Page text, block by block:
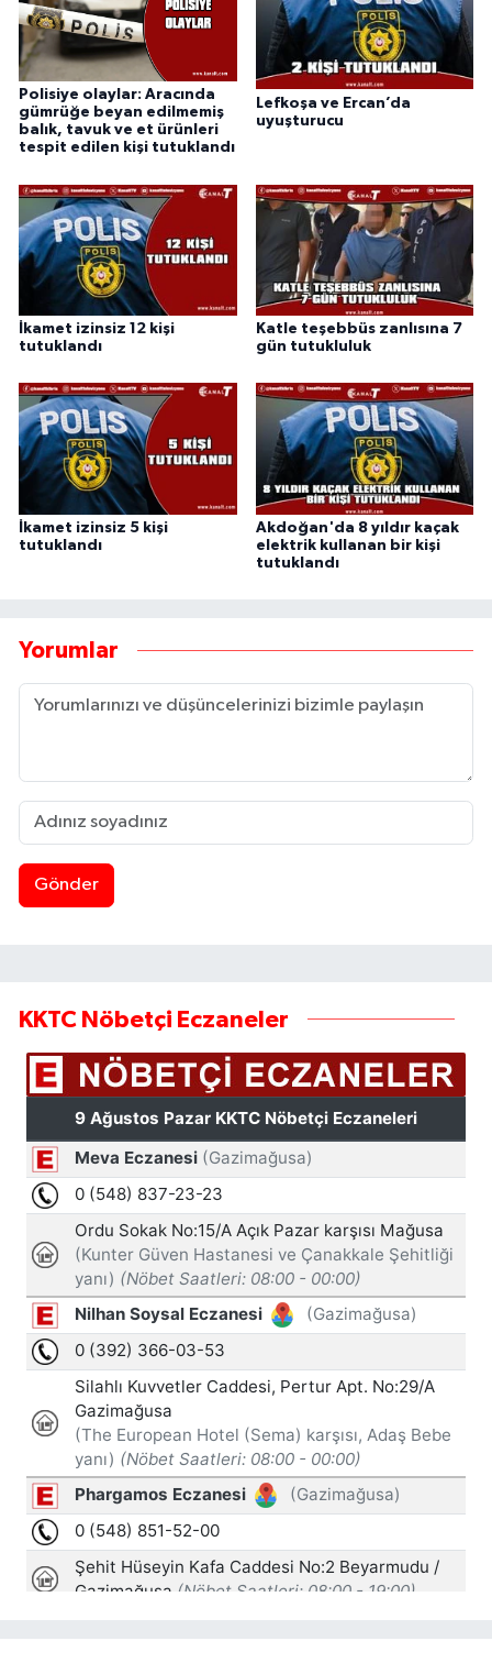
Polisiye olaylar: Aracında
gümrüğe beyan edilmemiş
balık, tavuk ve et ürünleri
tespit edilen kişi tutuklandı
Lefkoşa ve Ercan’da
uyuşturucu
İkamet izinsiz 12 kişi
tutuklandı
Katle teşebbüs zanlısına 7
gün tutukluluk
İkamet izinsiz 5 kişi
tutuklandı
Akdoğan'da 8 yıldır kaçak
elektrik kullanan bir kişi
tutuklandı
Yorumlar
Gönder
KKTC Nöbetçi Eczaneler